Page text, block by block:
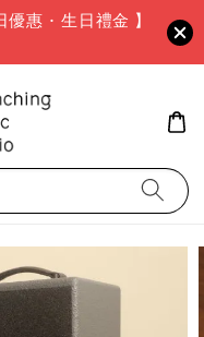
惠 · 生日禮金 】